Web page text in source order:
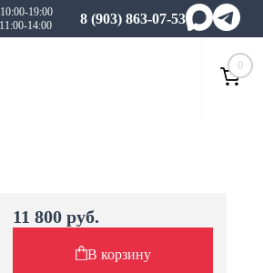
19:00
14:00
8 (903) 863-07-53
0
11 800 руб.
В корзину